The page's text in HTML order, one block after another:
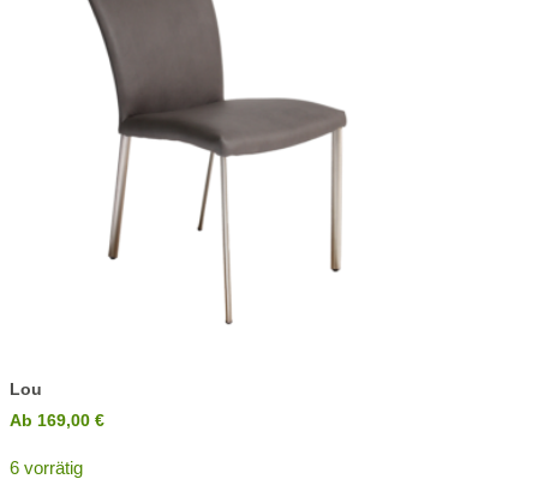
Lou
Ab 169,00 €
6 vorrätig